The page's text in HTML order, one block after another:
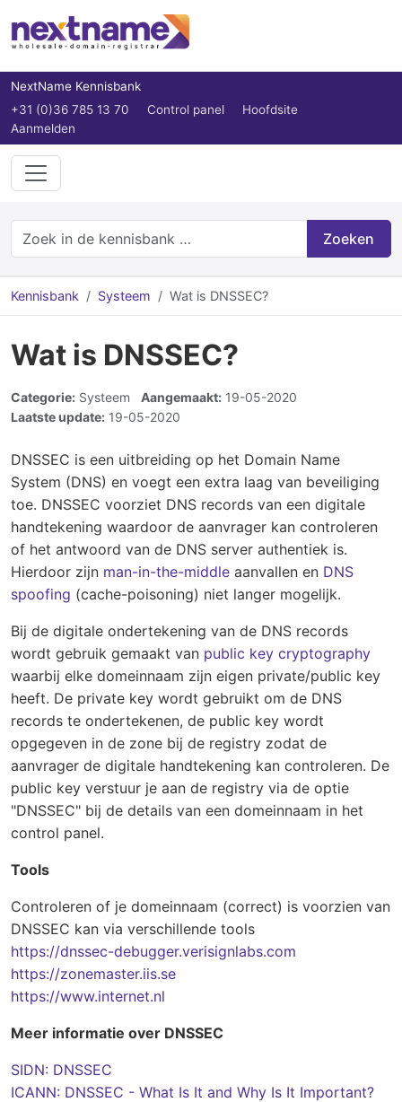
NextName Kennisbank
+31 (0)36 785 13 70
Control panel
Hoofdsite
Aanmelden
Zoeken
Kennisbank Systeem Wat is DNSSEC?
Wat is DNSSEC?
Categorie: Systeem Aangemaakt: 19-05-2020
Laatste update: 19-05-2020
DNSSEC is een uitbreiding op het Domain Name
System (DNS) en voegt een extra laag van beveiliging
toe. DNSSEC voorziet DNS records van een digitale
handtekening waardoor de aanvrager kan controleren
of het antwoord van de DNS server authentiek is.
Hierdoor zijn man-in-the-middle aanvallen en DNS
spoofing (cache-poisoning) niet langer mogelijk.
Bij de digitale ondertekening van de DNS records
wordt gebruik gemaakt van public key cryptography
waarbij elke domeinnaam zijn eigen private/public key
heeft. De private key wordt gebruikt om de DNS
records te ondertekenen, de public key wordt
opgegeven in de zone bij de registry zodat de
aanvrager de digitale handtekening kan controleren. De
public key verstuur je aan de registry via de optie
"DNSSEC" bij de details van een domeinnaam in het
control panel.
Tools
Controleren of je domeinnaam (correct) is voorzien van
DNSSEC kan via verschillende tools
https://dnssec-debugger.verisignlabs.com
https://zonemaster.iis.se
https://www.internet.nl
Meer informatie over DNSSEC
SIDN: DNSSEC
ICANN: DNSSEC - What Is It and Why Is It Important?